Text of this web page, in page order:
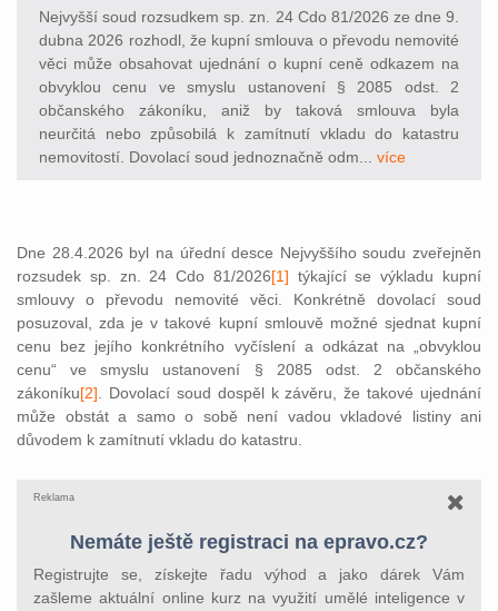
Nejvyšší soud rozsudkem sp. zn. 24 Cdo 81/2026 ze dne 9.
dubna 2026 rozhodl, že kupní smlouva o převodu nemovité
věci může obsahovat ujednání o kupní ceně odkazem na
obvyklou cenu ve smyslu ustanovení § 2085 odst. 2
občanského zákoníku, aniž by taková smlouva byla
neurčitá nebo způsobilá k zamítnutí vkladu do katastru
nemovitostí. Dovolací soud jednoznačně odm... více
Dne 28.4.2026 byl na úřední desce Nejvyššího soudu zveřejněn
rozsudek sp. zn. 24 Cdo 81/2026[1] týkající se výkladu kupní
smlouvy o převodu nemovité věci. Konkrétně dovolací soud
posuzoval, zda je v takové kupní smlouvě možné sjednat kupní
cenu bez jejího konkrétního vyčíslení a odkázat na „obvyklou
cenu“ ve smyslu ustanovení § 2085 odst. 2 občanského
zákoníku[2] . Dovolací soud dospěl k závěru, že takové ujednání
může obstát a samo o sobě není vadou vkladové listiny ani
důvodem k zamítnutí vkladu do katastru.
Reklama
Nemáte ještě registraci na epravo.cz?
Registrujte se, získejte řadu výhod a jako dárek Vám
zašleme aktuální online kurz na využití umělé inteligence v